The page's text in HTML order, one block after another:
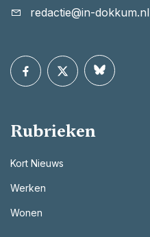
redactie@in-dokkum.nl
Rubrieken
Kort Nieuws
Werken
Wonen